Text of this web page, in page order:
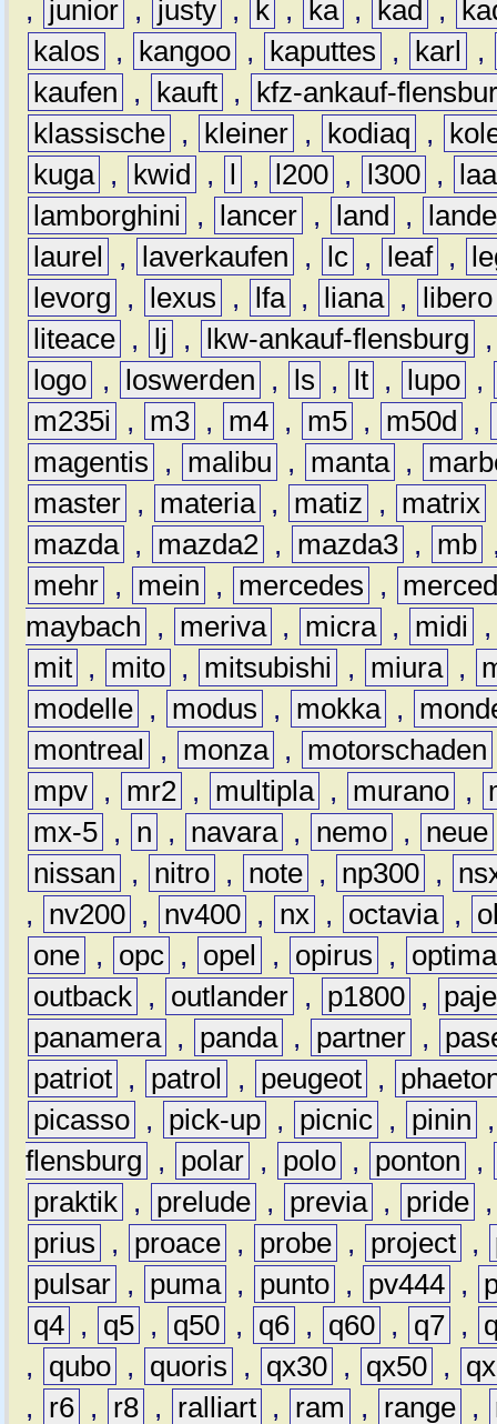
,
junior , justy , k , ka , kad ,
kalos
, kangoo , kaputtes , karl
,
kaufen
, kauft ,
kfz-ankauf-
klassische , kleiner , kodiaq ,
kuga , kwid , l , l200 , l300 ,
lamborghini
, lancer , land ,
laurel
, laverkaufen , lc , leaf ,
levorg
, lexus , lfa , liana ,
libero
liteace , lj , lkw-ankauf-flensburg
logo , loswerden , ls , lt , lupo ,
m235i
, m3 , m4 , m5 , m50d ,
magentis
, malibu , manta ,
master , materia , matiz , matrix
mazda , mazda2 , mazda3 , mb
mehr , mein , mercedes ,
maybach
, meriva , micra , midi
mit , mito , mitsubishi , miura ,
modelle , modus , mokka ,
montreal
, monza , motorschaden
mpv , mr2 , multipla , murano ,
mx-5 , n , navara , nemo , neue
nissan
, nitro , note , np300 ,
,
nv200 , nv400 , nx , octavia ,
one , opc , opel , opirus ,
optima
outback , outlander , p1800 ,
panamera , panda , partner ,
patriot , patrol , peugeot ,
picasso , pick-up , picnic , pinin
flensburg
, polar , polo , ponton
,
praktik , prelude , previa , pride
prius
, proace , probe , project ,
pulsar , puma , punto , pv444 ,
q4 , q5 , q50 , q6 , q60 , q7 ,
,
qubo , quoris , qx30 , qx50 ,
,
r6 , r8 , ralliart , ram , range ,